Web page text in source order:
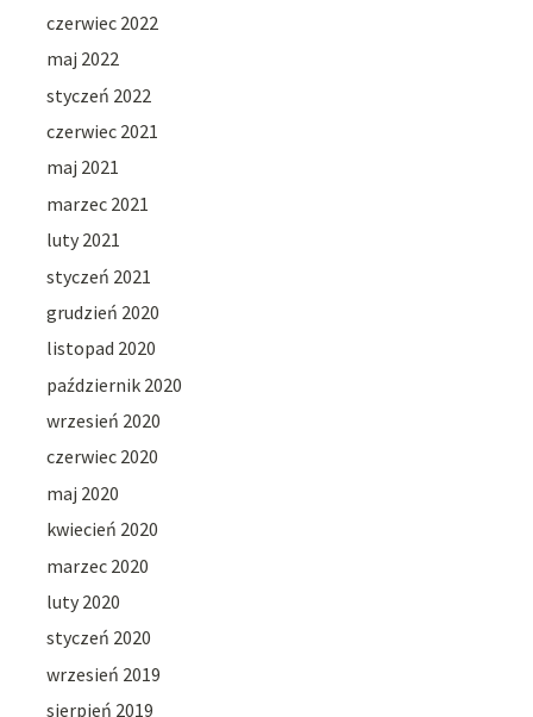
czerwiec 2022
maj 2022
styczeń 2022
czerwiec 2021
maj 2021
marzec 2021
luty 2021
styczeń 2021
grudzień 2020
listopad 2020
październik 2020
wrzesień 2020
czerwiec 2020
maj 2020
kwiecień 2020
marzec 2020
luty 2020
styczeń 2020
wrzesień 2019
sierpień 2019